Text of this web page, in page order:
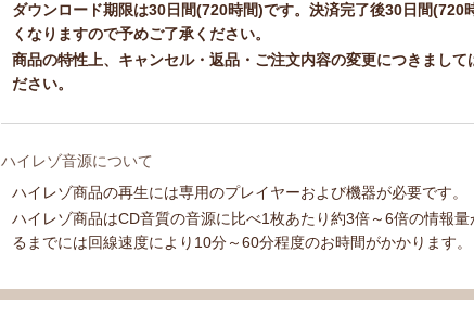
ダウンロード期限は30日間(720時間)です。決済完了後30日間(720
くなりますので予めご了承ください。
商品の特性上、キャンセル・返品・ご注文内容の変更につきまして
ださい。
ハイレゾ音源について
ハイレゾ商品の再生には専用のプレイヤーおよび機器が必要です。
ハイレゾ商品はCD音質の音源に比べ1枚あたり約3倍～6倍の情報
るまでには回線速度により10分～60分程度のお時間がかかります。